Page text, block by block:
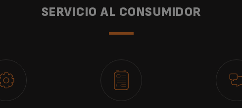
SERVICIO AL CONSUMIDOR